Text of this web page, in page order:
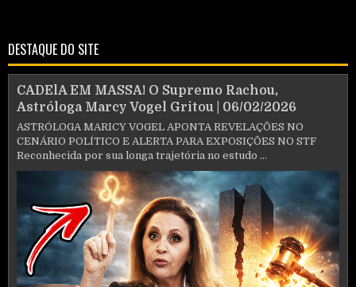
DESTAQUE DO SITE
CADElA EM MASSA! O Supremo Rachou,
Astróloga Marcy Vogel Gritou | 06/02/2026
ASTRÓLOGA MARICY VOGEL APONTA REVELAÇÕES NO
CENÁRIO POLÍTICO E ALERTA PARA EXPOSIÇÕES NO STF
Reconhecida por sua longa trajetória no estudo ...